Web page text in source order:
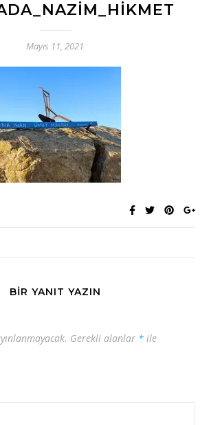
Mayıs 11, 2021
BIR YANIT YAZIN
Gerekli alanlar * ile